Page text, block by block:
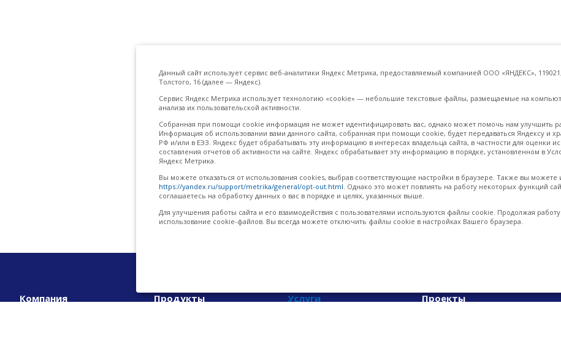
Компания Продукты Услуги Проекты
Данный сайт использует сервис веб-аналитики Яндекс Метрика, предоставляемый компанией ООО «ЯНДЕКС»,
Толстого, 16 (далее — Яндекс).
Сервис Яндекс Метрика использует технологию «cookie» — небольшие текстовые файлы, размещаемые на
анализа их пользовательской активности.
Собранная при помощи cookie информация не может идентифицировать вас, однако может помочь нам улучшить
Информация об использовании вами данного сайта, собранная при помощи cookie, будет передаваться Яндексу и
РФ и/или в ЕЭЗ. Яндекс будет обрабатывать эту информацию в интересах владельца сайта, в частности для оценки
составления отчетов об активности на сайте. Яндекс обрабатывает эту информацию в порядке, установленном в
Яндекс Метрика.
Вы можете отказаться от использования cookies, выбрав соответствующие настройки в браузере. Также вы можете
https://yandex.ru/support/metrika/general/opt-out.html. Однако это может повлиять на работу некоторых функций
соглашаетесь на обработку данных о вас в порядке и целях, указанных выше.
Для улучшения работы сайта и его взаимодействия с пользователями используются файлы cookie. Продолжая
использование cookie-файлов. Вы всегда можете отключить файлы cookie в настройках Вашего браузера.